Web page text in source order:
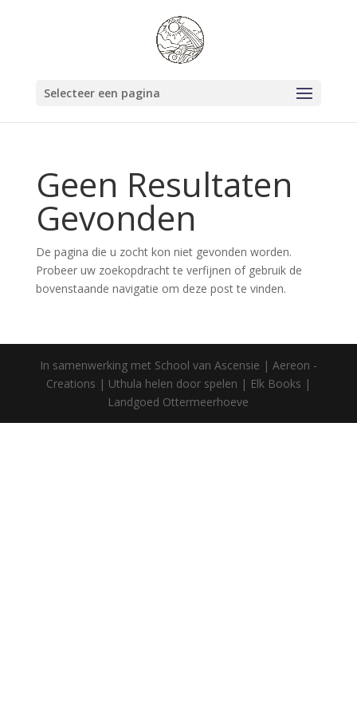
Selecteer een pagina
Geen Resultaten
Gevonden
De pagina die u zocht kon niet gevonden worden.
Probeer uw zoekopdracht te verfijnen of gebruik de
bovenstaande navigatie om deze post te vinden.
In samenwerking met School van Ascensie | Aereon -
Creations | Uthula helen door spelen | Elk Books |
Landgoed Ottermeerhoeve